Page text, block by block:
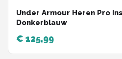
Under Armour Heren Pro
Donkerblauw
€ 125,99